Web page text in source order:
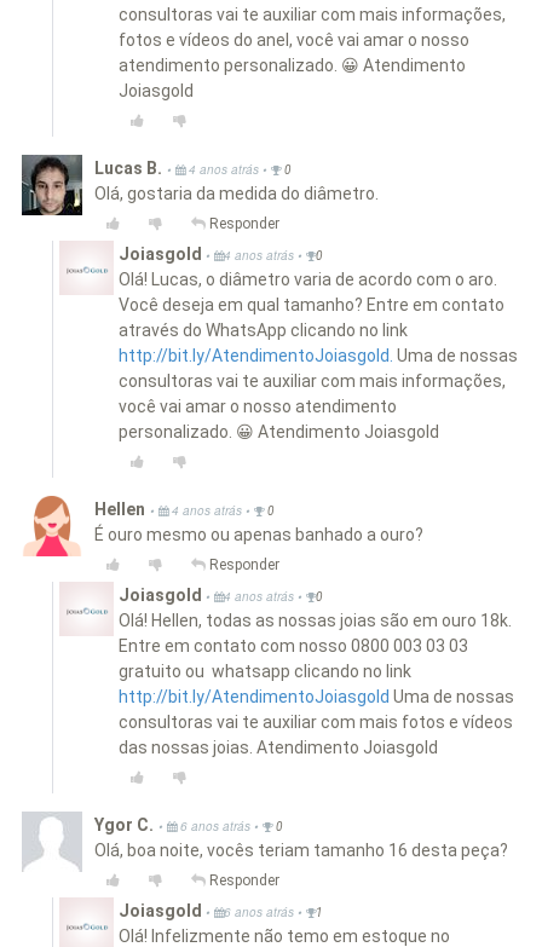
consultoras vai te auxiliar com mais informações,
fotos e vídeos do anel, você vai amar o nosso
atendimento personalizado. 😀 Atendimento
Joiasgold
Lucas B. • 4 anos atrás • 0
Olá, gostaria da medida do diâmetro.
Responder
Joiasgold • 4 anos atrás • 0
Olá! Lucas, o diâmetro varia de acordo com o aro.
Você deseja em qual tamanho? Entre em contato
através do WhatsApp clicando no link
http://bit.ly/AtendimentoJoiasgold. Uma de nossas
consultoras vai te auxiliar com mais informações,
você vai amar o nosso atendimento
personalizado. 😀 Atendimento Joiasgold
Hellen • 4 anos atrás • 0
É ouro mesmo ou apenas banhado a ouro?
Responder
Joiasgold • 4 anos atrás • 0
Olá! Hellen, todas as nossas joias são em ouro 18k.
Entre em contato com nosso 0800 003 03 03
gratuito ou whatsapp clicando no link
http://bit.ly/AtendimentoJoiasgold Uma de nossas
consultoras vai te auxiliar com mais fotos e vídeos
das nossas joias. Atendimento Joiasgold
Ygor C. • 6 anos atrás • 0
Olá, boa noite, vocês teriam tamanho 16 desta peça?
Responder
Joiasgold • 6 anos atrás • 1
Olá! Infelizmente não temo em estoque no